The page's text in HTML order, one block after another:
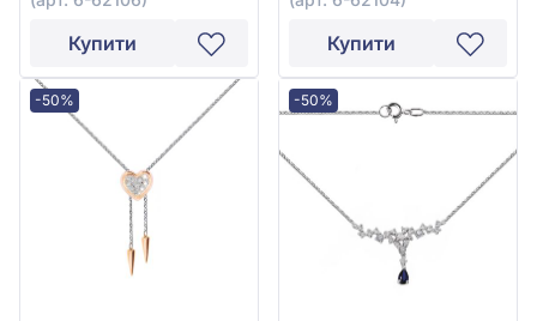
Купити Купити
-50% -50%